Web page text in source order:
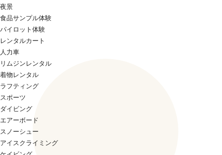
夜景
食品サンプル体験
パイロット体験
レンタルカート
人力車
リムジンレンタル
着物レンタル
ラフティング
スポーツ
ダイビング
エアーボード
スノーシュー
アイスクライミング